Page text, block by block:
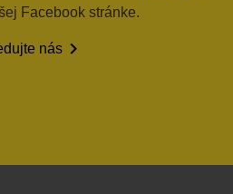
Facebook stránke.
nás 